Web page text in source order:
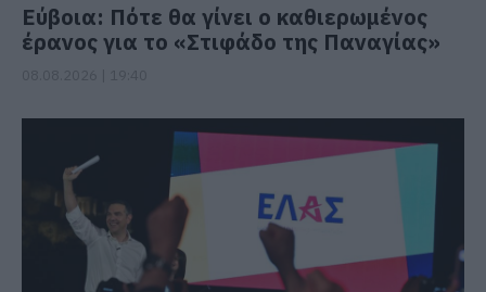
Εύβοια: Πότε θα γίνει ο καθιερωμένος
έρανος για το «Στιφάδο της Παναγίας»